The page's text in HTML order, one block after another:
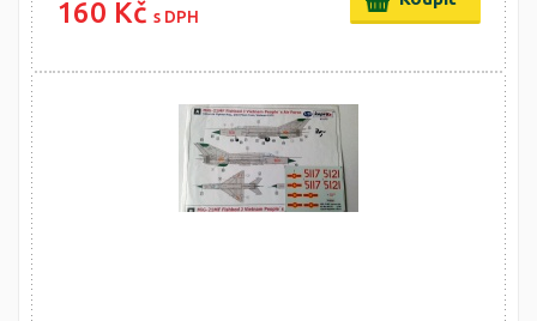
160 Kč s DPH